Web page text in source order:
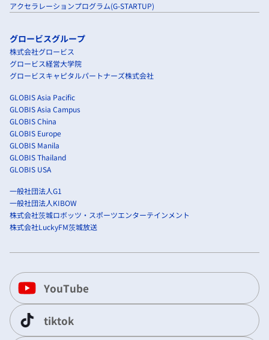
アクセラレーションプログラム(G-STARTUP)
グロービスグループ
株式会社グロービス
グロービス経営大学院
グロービスキャピタルパートナーズ株式会社
GLOBIS Asia Pacific
GLOBIS Asia Campus
GLOBIS China
GLOBIS Europe
GLOBIS Manila
GLOBIS Thailand
GLOBIS USA
一般社団法人G1
一般社団法人KIBOW
株式会社茨城ロボッツ・スポーツエンターテインメント
株式会社LuckyFM茨城放送
YouTube
tiktok